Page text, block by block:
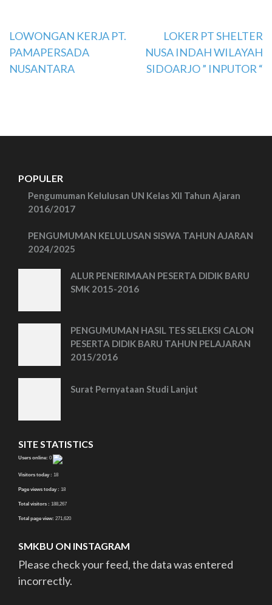
Navigasi
pos
LOWONGAN KERJA PT.
PAMAPERSADA
NUSANTARA
LOKER PT SHELTER
NUSA INDAH WILAYAH
SIDOARJO ” INPUTOR “
POPULER
Pengumuman Kelulusan UN Kelas XII Tahun Ajaran
2016/2017
PENGUMUMAN KELULUSAN SISWA TAHUN AJARAN
2024/2025
ALUR PENERIMAAN PESERTA DIDIK BARU
SMK 2015-2016
PENGUMUMAN HASIL TES SELEKSI CALON
PESERTA DIDIK BARU TAHUN PELAJARAN
2015/2016
Surat Pernyataan Studi Lanjut
SITE STATISTICS
Users online: 0
Visitors today : 18
Page views today : 18
Total visitors : 188,267
Total page view: 271,620
SMKBU ON INSTAGRAM
Please check your feed, the data was entered
incorrectly.